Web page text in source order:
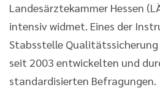
Landesärztekammer Hessen
intensiv widmet. Eines der
Stabsstelle Qualitätssicherung
seit 2003 entwickelten und
standardisierten Befragungen.